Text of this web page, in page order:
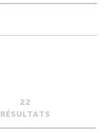
22
RÉSULTATS